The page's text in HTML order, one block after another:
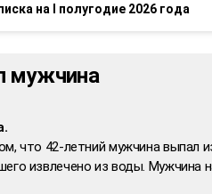
на I полугодие 2026 года
мужчина
что 42-летний мужчина выпал
извлечено из воды. Мужчина